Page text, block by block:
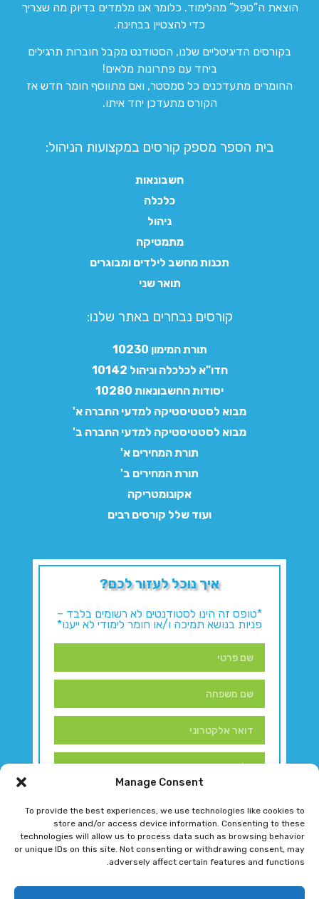
Manage Consent
To provide the best experiences, we use technologies like cookies to
store and/or access device information. Consenting to these
technologies will allow us to process data such as browsing behavior
or unique IDs on this site. Not consenting or withdrawing consent, may
adversely affect certain features and functions.
הוצאת ה”טפל” מהלימוד. כלומר אנו מלמדים בדיוק מה שצריך
כדי להצטיין בבחינה.
בקורסים הדיגיטליים שלנו, הסטודנט מקבל חוברות תרגילים
ביחד עם פתרונות מלאים!
החומרים מתעדכנים כל סמסטר, ואם מתווסף חומר חדש אז
הקורס מתעדכן יחד איתו.
בית הספר מספק קורסים במקצועות הניהול:
חשבונאות
כלכלה
ניהול
מתמטיקה
תכנות מחשב לילדים ומבוגרים
תואר שני
קורסים נבחרים באתר שלנו:​
תורת המימון 10230
חדו"א לכלכלה וניהול 10142
יסודות החשבונאות 10280
מבוא לסטטיסטיקה למדעי החברה א'
מבוא לסטטיסטיקה למדעי החברה ב'
תורת המחירים א'
תורת המחירים ב'
אקונומטריקה
ועוד שלל קורסים רבים
איך נוכל לעזור לכם?
*טופס זה הינו לסטודנטים לא רשומים בלבד –
פניות בנושא תמיכה ו/או חומר לימודי לא ייענו*